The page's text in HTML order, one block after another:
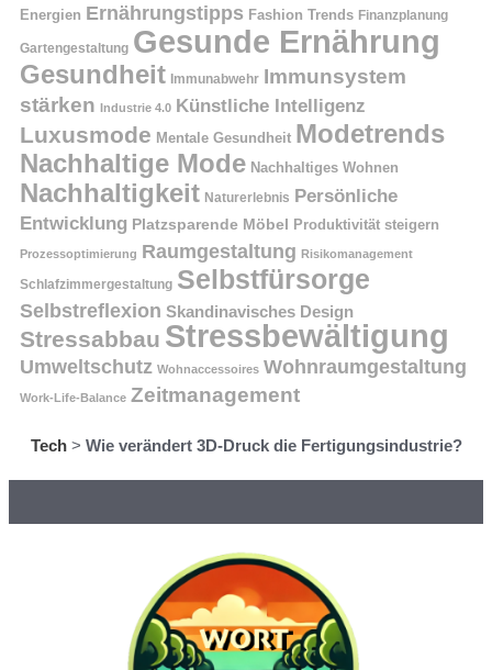
Energien Ernährungstipps Fashion Trends Finanzplanung
Gartengestaltung Gesunde Ernährung
Gesundheit Immunabwehr Immunsystem
stärken Industrie 4.0 Künstliche Intelligenz
Luxusmode Mentale Gesundheit Modetrends
Nachhaltige Mode Nachhaltiges Wohnen
Nachhaltigkeit Naturerlebnis Persönliche
Entwicklung Platzsparende Möbel Produktivität steigern
Prozessoptimierung Raumgestaltung Risikomanagement
Schlafzimmergestaltung Selbstfürsorge
Selbstreflexion Skandinavisches Design
Stressabbau Stressbewältigung
Umweltschutz Wohnaccessoires Wohnraumgestaltung
Work-Life-Balance Zeitmanagement
Tech> Wie verändert 3D-Druck die Fertigungsindustrie?